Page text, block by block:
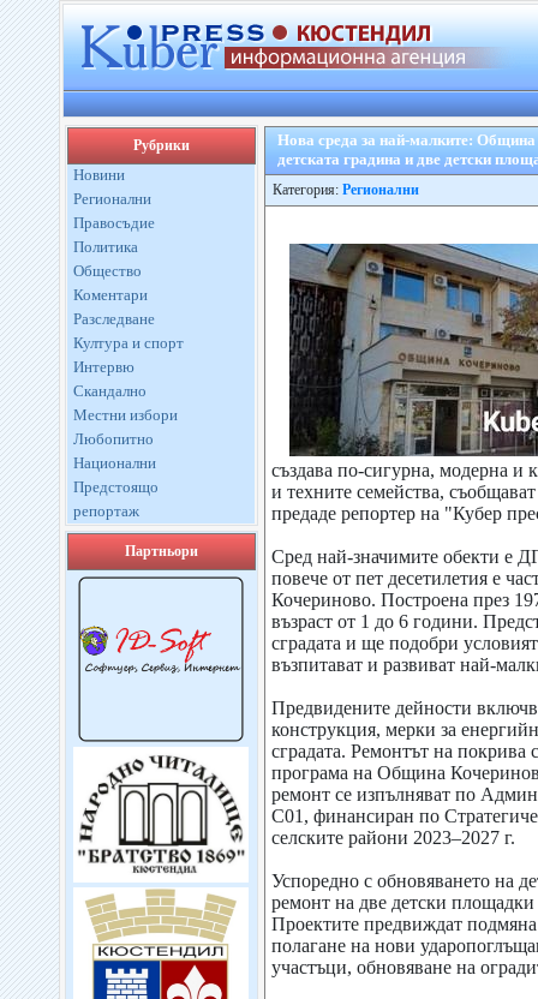
Рубрики
Новини
Регионални
Правосъдие
Политика
Общество
Коментари
Разследване
Култура и спорт
Интервю
Скандално
Местни избори
Любопитно
Национални
Предстоящо
репортаж
Партньори
Нова среда за най-малките:
детската градина и две детски
Категория: Регионални
създава по-сигурна, модерна и
и техните семейства,
предаде репортер на "Кубер
Сред най-значимите обекти е
повече от пет десетилетия е
Кочериново. Построена през
възраст от 1 до 6 години.
сградата и ще подобри
възпитават и развиват най-
Предвидените дейности
конструкция, мерки за
сградата. Ремонтът на покрива
програма на Община
ремонт се изпълняват по
C01, финансиран по
селските райони 2023–2027 г.
Успоредно с обновяването на
ремонт на две детски
Проектите предвиждат
полагане на нови
участъци, обновяване на